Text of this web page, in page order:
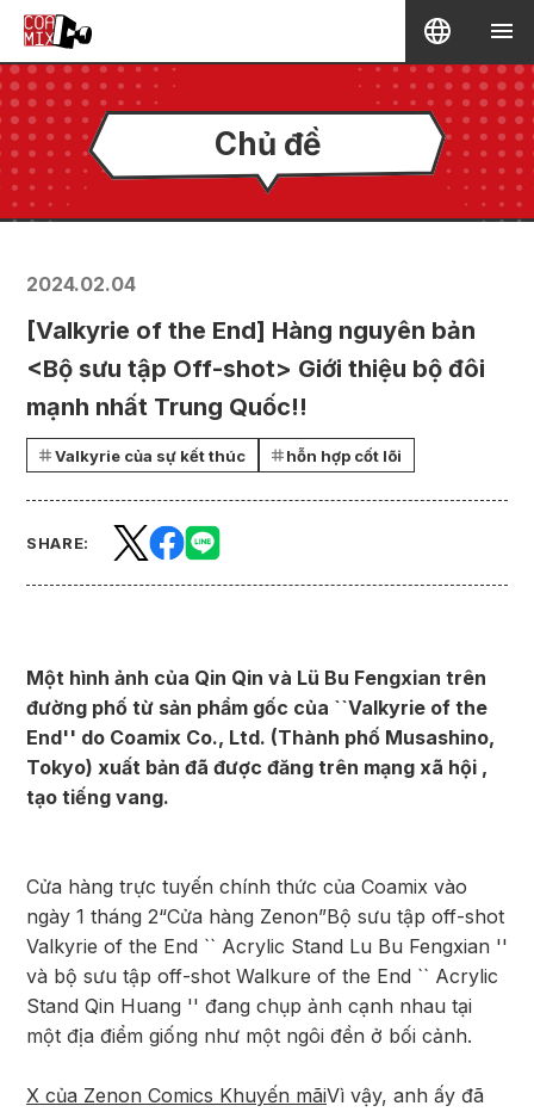
Chủ đề
2024.02.04
[Valkyrie of the End] Hàng nguyên bản
<Bộ sưu tập Off-shot> Giới thiệu bộ đôi
mạnh nhất Trung Quốc!!
Valkyrie của sự kết thúc hỗn hợp cốt lõi
SHARE:
Một hình ảnh của Qin Qin và Lü Bu Fengxian trên
đường phố từ sản phẩm gốc của ``Valkyrie of the
End'' do Coamix Co., Ltd. (Thành phố Musashino,
Tokyo) xuất bản đã được đăng trên mạng xã hội ,
tạo tiếng vang.
Cửa hàng trực tuyến chính thức của Coamix vào
ngày 1 tháng 2“Cửa hàng Zenon”Bộ sưu tập off-shot
Valkyrie of the End `` Acrylic Stand Lu Bu Fengxian ''
và bộ sưu tập off-shot Walkure of the End `` Acrylic
Stand Qin Huang '' đang chụp ảnh cạnh nhau tại
một địa điểm giống như một ngôi đền ở bối cảnh.
X của Zenon Comics Khuyến mãiVì vậy, anh ấy đã